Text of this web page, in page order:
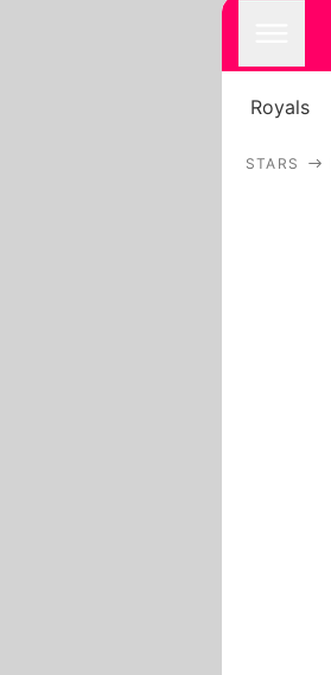
Royals
STARS